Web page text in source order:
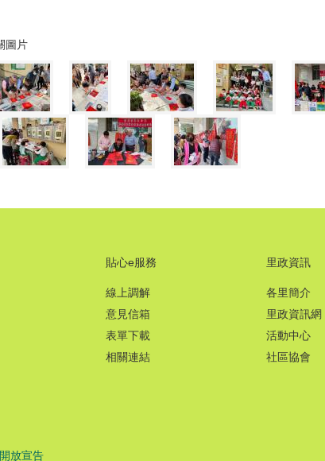
圖片
貼心e服務
線上調解
意見信箱
表單下載
相關連結
里政資訊
各里簡介
里政資訊網
活動中心
社區協會
放宣告